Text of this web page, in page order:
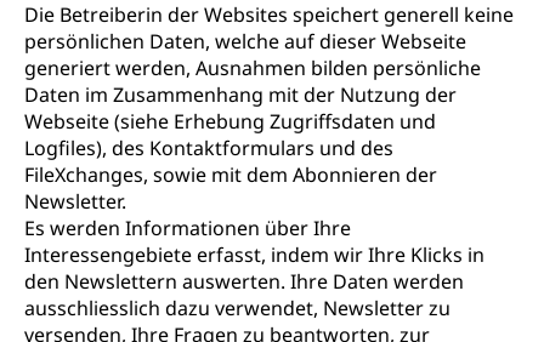
Die Betreiberin der Websites speichert generell keine
persönlichen Daten, welche auf dieser Webseite
generiert werden, Ausnahmen bilden persönliche
Daten im Zusammenhang mit der Nutzung der
Webseite (siehe Erhebung Zugriffsdaten und
Logfiles), des Kontaktformulars und des
FileXchanges, sowie mit dem Abonnieren der
Newsletter.
Es werden Informationen über Ihre
Interessengebiete erfasst, indem wir Ihre Klicks in
den Newslettern auswerten. Ihre Daten werden
ausschliesslich dazu verwendet, Newsletter zu
versenden, Ihre Fragen zu beantworten, zur